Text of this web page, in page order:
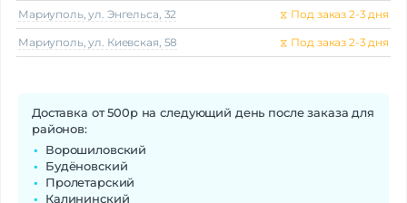
Мариуполь, ул. Энгельса, 32 ⧖ Под заказ 2-3 дня
Мариуполь, ул. Киевская, 58 ⧖ Под заказ 2-3 дня
Доставка от 500р на следующий день после заказа для
районов:
Ворошиловский
Будёновский
Пролетарский
Калининский